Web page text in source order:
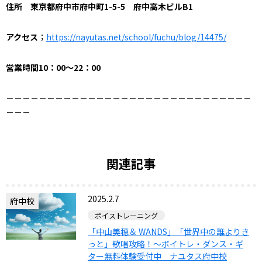
住所 東京都府中市府中町1-5-5 府中高木ビルB1
アクセス ； https://nayutas.net/school/fuchu/blog/14475/
営業時間10：00～22：00
－－－－－－－－－－－ －－－－－－－－－－－ －－－－－－－－
－－－
関連記事
府中校 2025.2.7
ボイストレーニング
「中山美穂＆ WANDS」「世界中の誰よりき
っと」歌唱攻略！～ボイトレ・ダンス・ギ
ター無料体験受付中 ナユタス府中校